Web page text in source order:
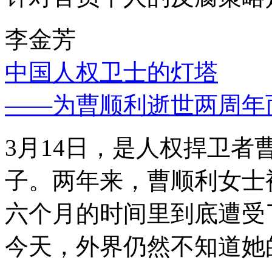
李金芳
中国人权卫士的灯塔
——为曹顺利逝世两周年
3月14日，是人权捍卫者
子。两年来，曹顺利女
六个月的时间里到底遭
今天，外界仍然不知道